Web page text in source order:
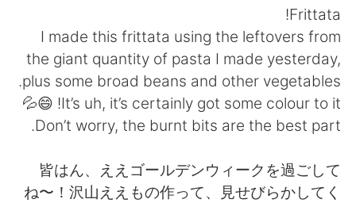
日本語 한국어
Indonesia Italiano
Português
Frittata!
I made this frittata using the leftovers from
the giant quantity of pasta I made yesterday,
plus some broad beans and other vegetables.
It’s uh, it’s certainly got some colour to it! 😄💦
Don’t worry, the burnt bits are the best part.
皆はん、ええゴールデンウィークを過ごして
ね〜！沢山ええもの作って、見せびらかしてく